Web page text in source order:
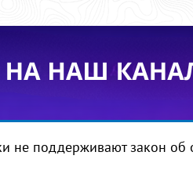
не поддерживают закон об